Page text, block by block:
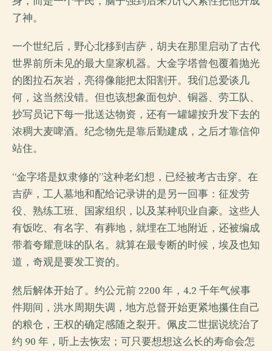
了神。
一个世纪后，野心北移到吉萨，胡夫在那里启动了古代
世界前所未见的最大皇家机器。大金字塔曾包覆着抛光
的图拉石灰岩，亮得像能把太阳割开。我们总爱谈几
何，这当然没错。但也该想象面包炉、铜器、劳工队、
抄写员记下每一批送达物资，还有一罐罐按升发下去的
浓稠大麦啤酒。纪念物先是靠后勤建成，之后才靠信仰
站住。
“金字塔是奴隶修的”这种老幻想，已经被考古击穿。在
吉萨，工人墓地和配给记录讲的是另一回事：征发劳
役、熟练工班、国家组织，以及某种职业自豪。这些人
有饭吃、有名字、有葬地，就埋在工地附近，还被编成
带着夸耀意味的队名。就算在最专断的时候，埃及也知
道，奇观是要发工资的。
然后解体开始了。约公元前 2200 年，4.2 千年气候事
件期间，洪水周期失调，地方总督开始更紧地攥住自己
的粮仓，王权的确定感随之裂开。佩皮二世据说统治了
约 90 年，听上去恢宏；可只要想想这么长的寿命会怎